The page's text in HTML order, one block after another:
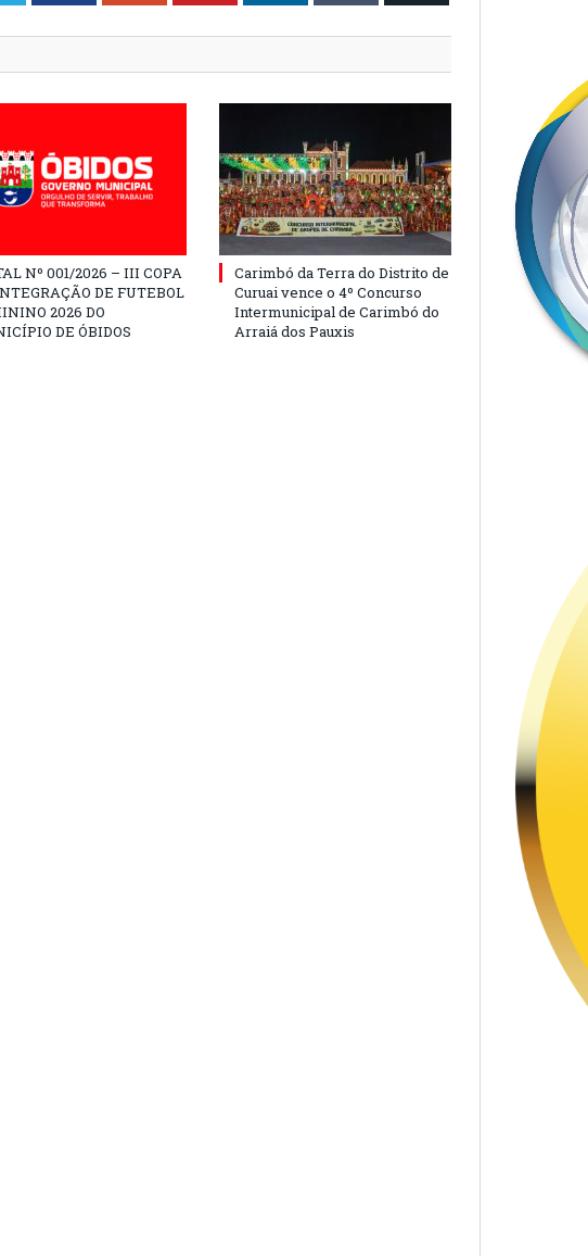
Nº 001/2026 – III COPA
DE FUTEBOL
2026 DO
DE ÓBIDOS
Carimbó da Terra do Distrito de
Curuai vence o 4º Concurso
Intermunicipal de Carimbó do
Arraiá dos Pauxis